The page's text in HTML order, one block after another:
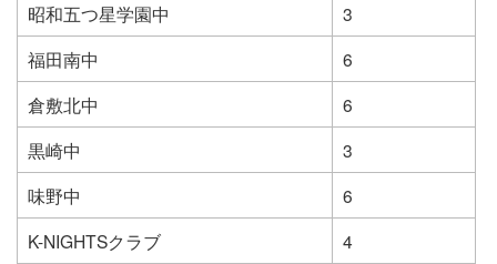
昭和五つ星学園中
3
福田南中
6
倉敷北中
6
黒崎中
3
味野中
6
K-NIGHTSクラブ
4